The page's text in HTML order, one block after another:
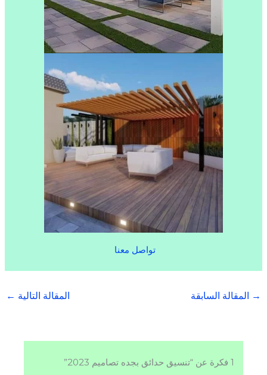
تواصل معنا
→ المقالة السابقة المقالة التالية ←
1 فكرة عن “تنسيق حدائق بجده تصاميم 2023”